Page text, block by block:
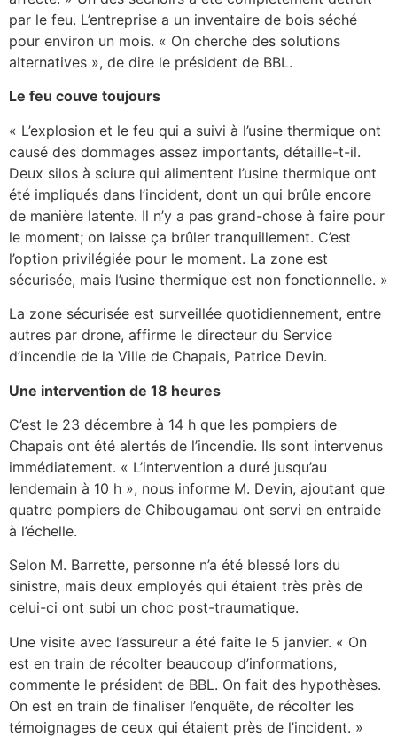
par le feu. L’entreprise a un inventaire de bois séché
pour environ un mois. « On cherche des solutions
alternatives », de dire le président de BBL.
Le feu couve toujours
« L’explosion et le feu qui a suivi à l’usine thermique ont
causé des dommages assez importants, détaille-t-il.
Deux silos à sciure qui alimentent l’usine thermique ont
été impliqués dans l’incident, dont un qui brûle encore
de manière latente. Il n’y a pas grand-chose à faire pour
le moment; on laisse ça brûler tranquillement. C’est
l’option privilégiée pour le moment. La zone est
sécurisée, mais l’usine thermique est non fonctionnelle. »
La zone sécurisée est surveillée quotidiennement, entre
autres par drone, affirme le directeur du Service
d’incendie de la Ville de Chapais, Patrice Devin.
Une intervention de 18 heures
C’est le 23 décembre à 14 h que les pompiers de
Chapais ont été alertés de l’incendie. Ils sont intervenus
immédiatement. « L’intervention a duré jusqu’au
lendemain à 10 h », nous informe M. Devin, ajoutant que
quatre pompiers de Chibougamau ont servi en entraide
à l’échelle.
Selon M. Barrette, personne n’a été blessé lors du
sinistre, mais deux employés qui étaient très près de
celui-ci ont subi un choc post-traumatique.
Une visite avec l’assureur a été faite le 5 janvier. « On
est en train de récolter beaucoup d’informations,
commente le président de BBL. On fait des hypothèses.
On est en train de finaliser l’enquête, de récolter les
témoignages de ceux qui étaient près de l’incident. »